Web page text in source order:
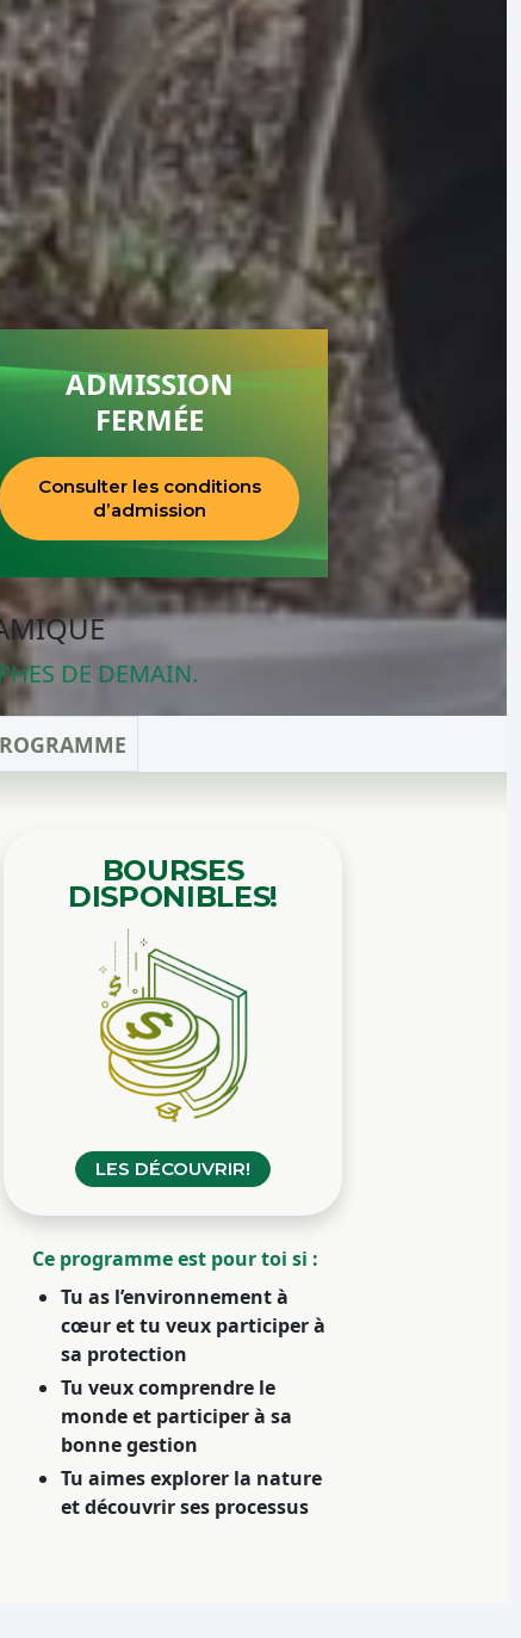
ADMISSION
FERMÉE
Consulter les conditions
d’admission
DE DEMAIN.
BOURSES
DISPONIBLES!
LES DÉCOUVRIR!
Ce programme est pour toi si :
Tu as l’environnement à
cœur et tu veux participer à
sa protection
Tu veux comprendre le
monde et participer à sa
bonne gestion
Tu aimes explorer la nature
et découvrir ses processus